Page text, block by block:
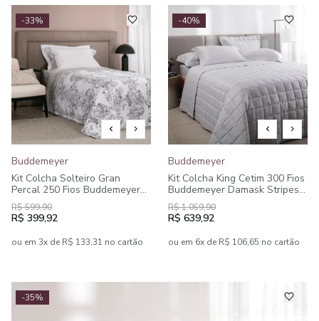
-33%
Buddemeyer
Kit Colcha Solteiro Gran
Percal 250 Fios Buddemeyer
Intense Yasmin 100% Algodão
Penteado Estampado 2 peças
R$ 599,90
R$ 399,92
ou em 3x de R$ 133,31 no cartão
-40%
Buddemeyer
Kit Colcha King Cetim 300 Fios
Buddemeyer Damask Stripes
100% Algodão Penteado 3
peças
R$ 1.059,90
R$ 639,92
ou em 6x de R$ 106,65 no cartão
-35%